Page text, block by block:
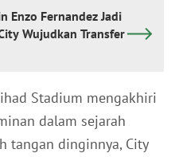
Enzo Fernandez Jadi
Wujudkan Transfer
Stadium mengakhiri
dalam sejarah
tangan dinginnya, City